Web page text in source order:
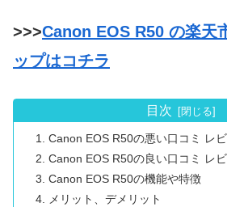
>>>Canon EOS R50 の楽天
ップはコチラ
目次
Canon EOS R50の悪い口コミ レ
Canon EOS R50の良い口コミ レ
Canon EOS R50の機能や特徴
メリット、デメリット